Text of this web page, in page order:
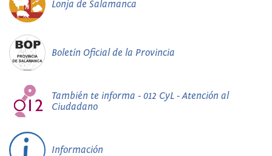
Lonja de Salamanca
Boletín Oficial de la Provincia
También te informa - 012 CyL - Atención al
Ciudadano
Información